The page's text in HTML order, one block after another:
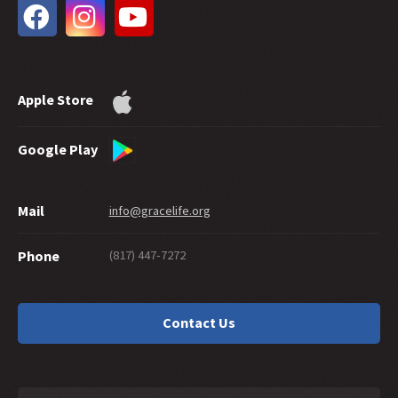
30 -
¿Cuánta Fe se Necesita para Ser Salvo?
29 - ¿Qué Tan Bueno Debes Ser para Ir al Cielo?
26 -Suicidio y Salvación
24 -Seguro Eternamente
21 -
Pedro Como un Discípulo Modelo
19 - ¿Qué Tal el 'Cristiano' que No Vive Como Tal?
17 -¿Tradiciones o Tradicionalismo?
¿Existe un Pecado que Dios no Perdona?
15 -Interpretando Hebreos: Empezando con los Lectores
Apple Store
Google Play
Mail info@gracelife.org
Phone (817) 447-7272
Contact Us